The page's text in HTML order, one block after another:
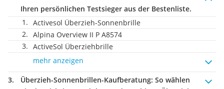
Ihren persönlichen Testsieger aus der Bestenliste.
Activesol Überzieh-Sonnenbrille
Alpina Overview II P A8574
ActiveSol Überziehbrille
mehr anzeigen
Überzieh-Sonnenbrillen-Kaufberatung: So wählen